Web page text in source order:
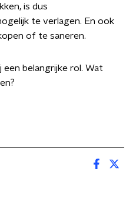
is dus
te verlagen. En ook
of te saneren.
een belangrijke rol. Wat